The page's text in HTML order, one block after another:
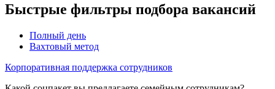
Быстрые фильтры подбора вакансий
Полный день
Вахтовый метод
Корпоративная поддержка сотрудников